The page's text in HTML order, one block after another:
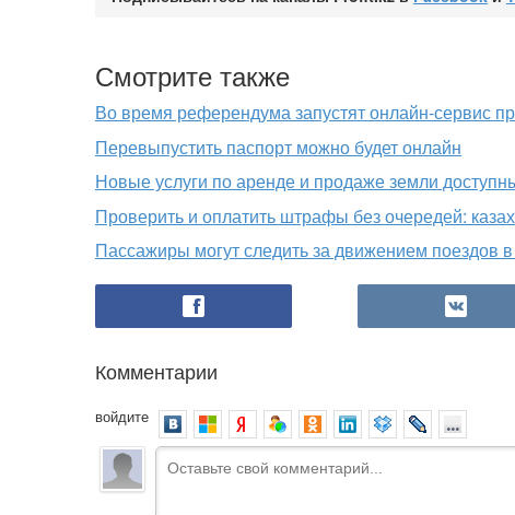
Смотрите также
Во время референдума запустят онлайн-сервис
Перевыпустить паспорт можно будет онлайн
Новые услуги по аренде и продаже земли
Проверить и оплатить штрафы без очередей:
Пассажиры могут следить за движением поездов
Комментарии
войдите